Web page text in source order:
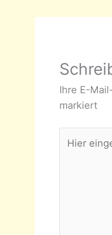
Ihre E-
markiert
eingeben…